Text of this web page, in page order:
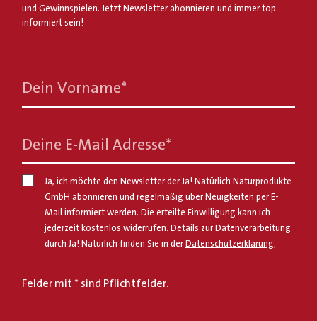
und Gewinnspielen. Jetzt Newsletter abonnieren und immer top
informiert sein!
Dein Vorname*
Deine E-Mail Adresse*
Ja, ich möchte den Newsletter der Ja! Natürlich Naturprodukte
GmbH abonnieren und regelmäßig über Neuigkeiten per E-
Mail informiert werden. Die erteilte Einwilligung kann ich
jederzeit kostenlos widerrufen. Details zur Datenverarbeitung
durch Ja! Natürlich finden Sie in derDatenschutzerklärung.
Felder mit * sind Pflichtfelder.